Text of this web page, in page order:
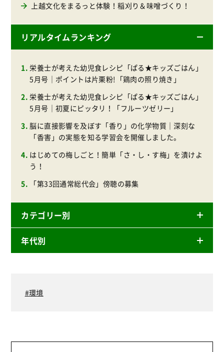
上越文化をまるっと体験！稲刈り＆味噌づくり！
リアルタイムランキング
栄養士が考えた幼児食レシピ「ぱる★キッズごはん」
5月号｜ポイントは片栗粉!「鶏肉の照り焼き」
栄養士が考えた幼児食レシピ「ぱる★キッズごはん」
5月号｜初夏にピッタリ！「フルーツゼリー」
脳に直接影響を及ぼす「香り」の化学物質｜深刻な
「香害」の実態を知る学習会を開催しました。
はじめての梅しごと！簡単「さ・し・す梅」を漬けよ
う！
「第33回通常総代会」傍聴の募集
カテゴリー別
ニュースリリース
事業
年代別
2025年
2022年
環境